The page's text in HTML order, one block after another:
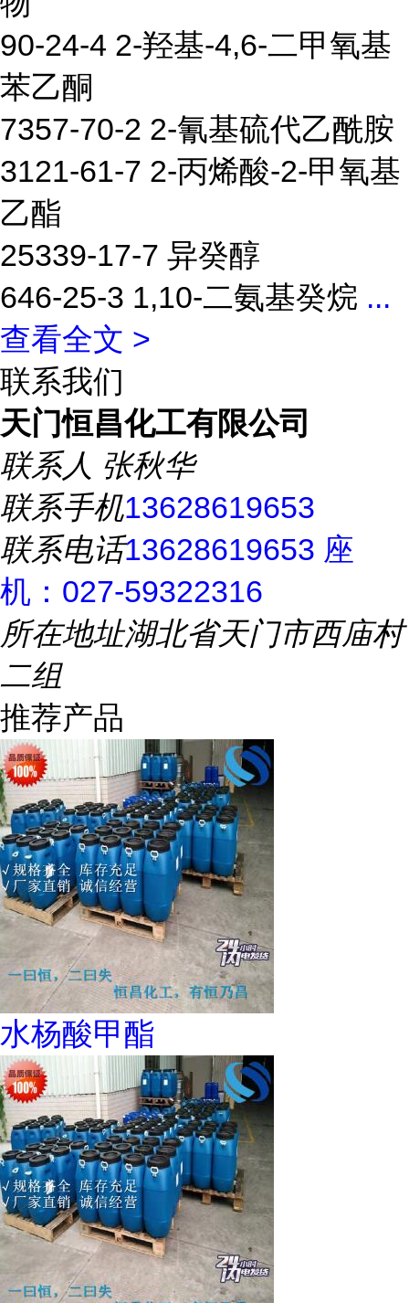
90-24-4 2-羟基-4,6-二甲氧基
苯乙酮
7357-70-2 2-氰基硫代乙酰胺
3121-61-7 2-丙烯酸-2-甲氧基
乙酯
25339-17-7 异癸醇
646-25-3 1,10-二氨基癸烷 ...
查看全文 >
联系我们
天门恒昌化工有限公司
联系人 张秋华
联系手机13628619653
联系电话13628619653 座
机：027-59322316
所在地址湖北省天门市西庙村
二组
推荐产品
水杨酸甲酯